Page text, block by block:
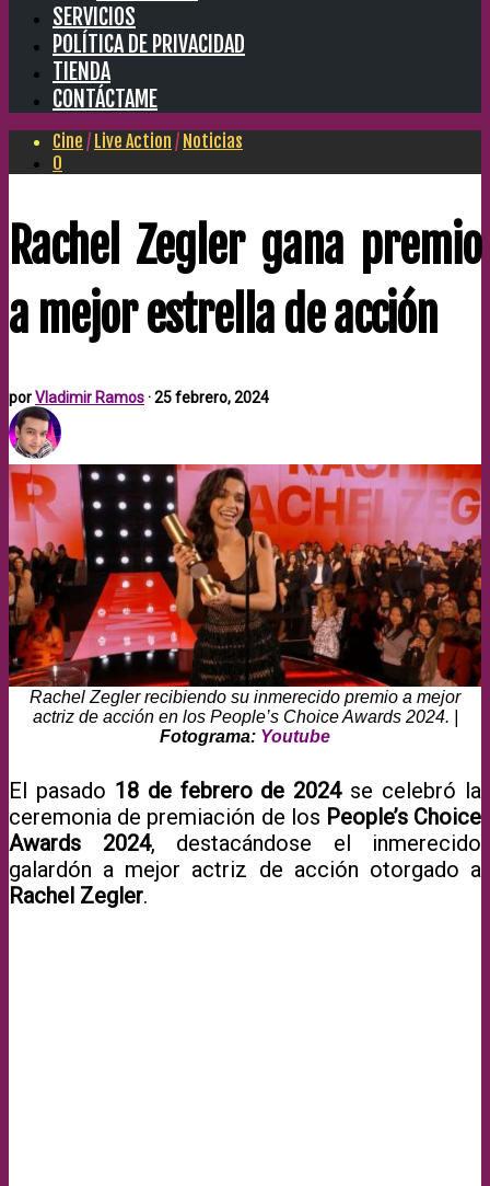
SERVICIOS
POLÍTICA DE PRIVACIDAD
TIENDA
CONTÁCTAME
Cine / Live Action / Noticias
0
Rachel Zegler gana premio
a mejor estrella de acción
porVladimir Ramos·25 febrero, 2024
Rachel Zegler recibiendo su inmerecido premio a mejor
actriz de acción en los People’s Choice Awards 2024. |
Fotograma: Youtube
El pasado 18 de febrero de 2024se celebró la
ceremonia de premiación de los People’s Choice
Awards 2024, destacándose el inmerecido
galardón a mejor actriz de acción otorgado a
Rachel Zegler.